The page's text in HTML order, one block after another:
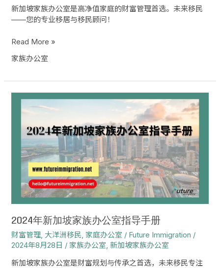
新加坡家族办公室是高净值家庭的财富管理首选。未来移民
——您的专业移居与移民顾问！
办
Read More »
家族办公室
2024年新加坡家族办公室指导手册
财富管理, 大洋洲移民, 家庭办公室 / Future Immigration /
2024年8月28日 / 家族办公室,新加坡家族办公室
新加坡家族办公室是财富规划与传承之首选，未来移民专注
2024
指
导
册